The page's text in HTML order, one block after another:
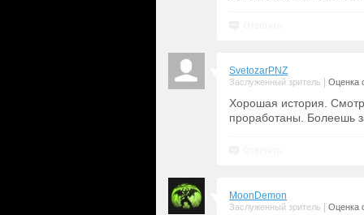
SvetozarPNZ
Заслуженный зритель Оценка
Хорошая история.
проработаны. Болеешь
MoonDemon
Заслуженный зритель Оценка